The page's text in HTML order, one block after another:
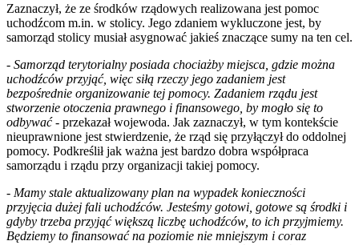
Zaznaczył, że ze środków rządowych realizowana jest pomoc
uchodźcom m.in. w stolicy. Jego zdaniem wykluczone jest, by
samorząd stolicy musiał asygnować jakieś znaczące sumy na ten cel.
- Samorząd terytorialny posiada chociażby miejsca, gdzie można
uchodźców przyjąć, więc siłą rzeczy jego zadaniem jest
bezpośrednie organizowanie tej pomocy. Zadaniem rządu jest
stworzenie otoczenia prawnego i finansowego, by mogło się to
odbywać- przekazał wojewoda. Jak zaznaczył, w tym kontekście
nieuprawnione jest stwierdzenie, że rząd się przyłączył do oddolnej
pomocy. Podkreślił jak ważna jest bardzo dobra współpraca
samorządu i rządu przy organizacji takiej pomocy.
- Mamy stale aktualizowany plan na wypadek konieczności
przyjęcia dużej fali uchodźców. Jesteśmy gotowi, gotowe są środki i
gdyby trzeba przyjąć większą liczbę uchodźców, to ich przyjmiemy.
Będziemy to finansować na poziomie nie mniejszym i coraz